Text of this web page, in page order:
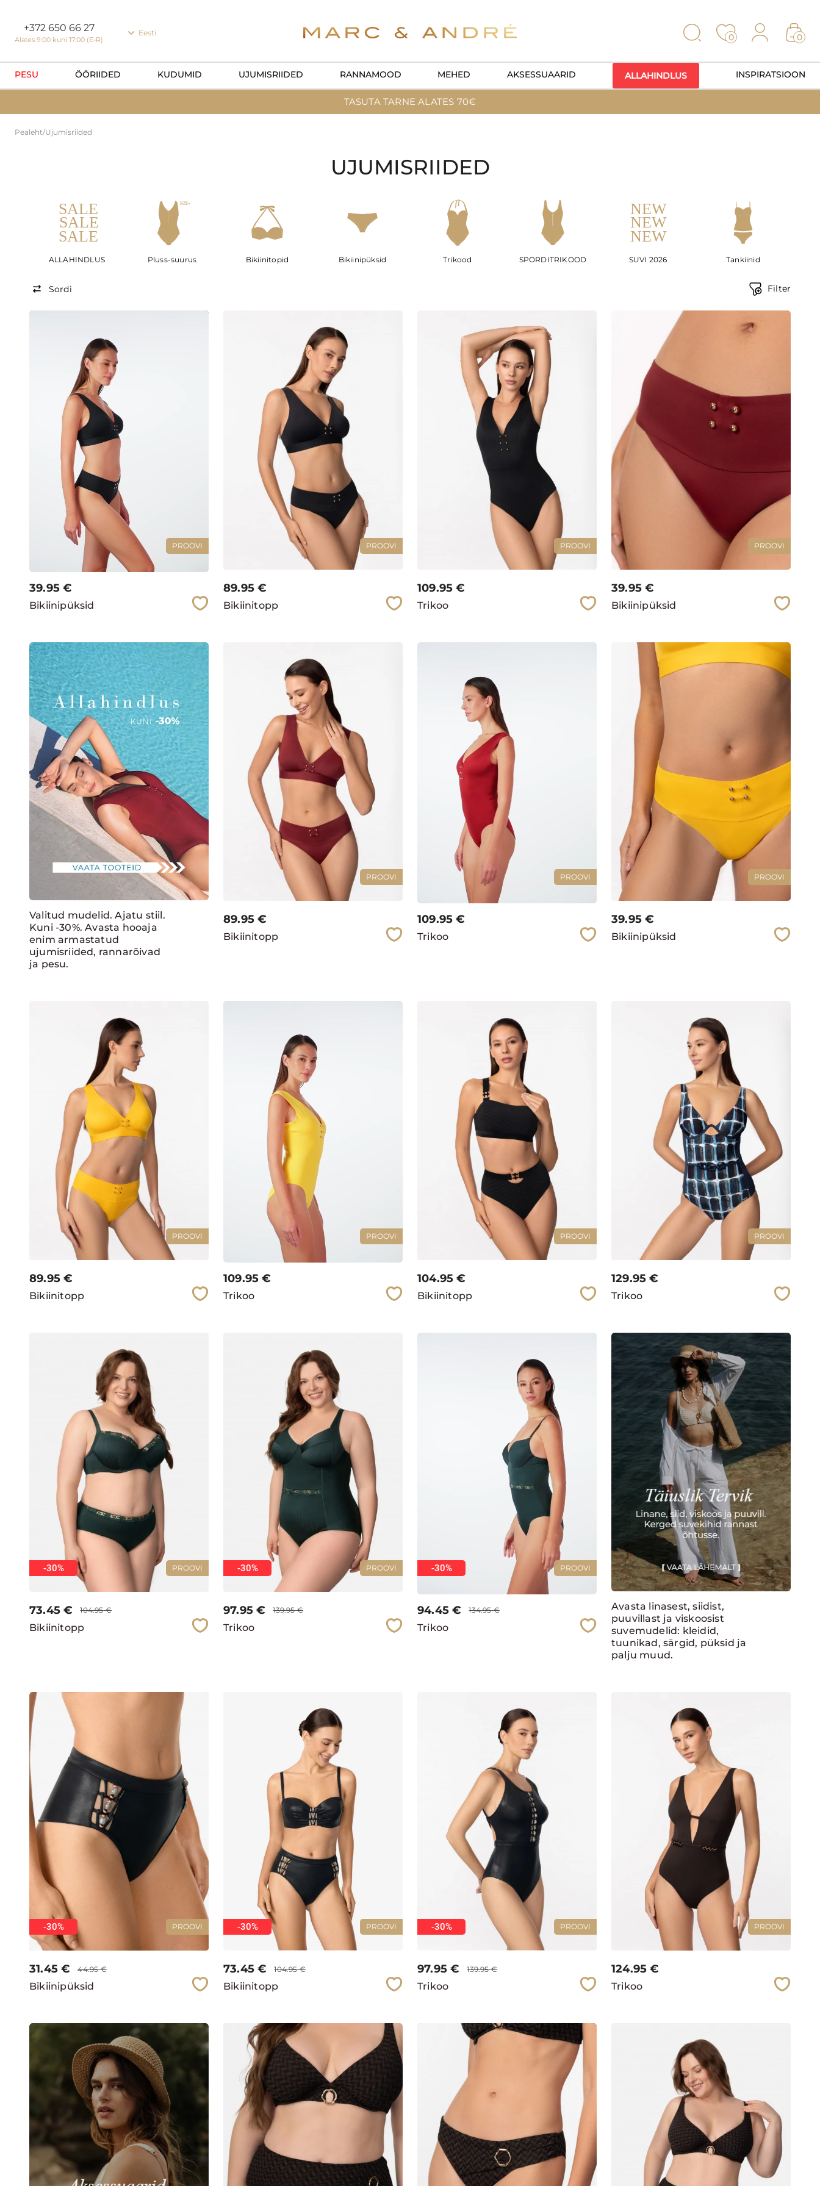
+372 650 66 27
Alates 9:00 kuni 17:00 (E-R)
Eesti 0 0
PESU ÖÖRIIDED KUDUMID UJUMISRIIDED RANNAMOOD MEHED AKSESSUAARID ALLAHINDLUS INSPIRATSIOON
TASUTA TARNE ALATES 70€
Pealeht/Ujumisriided
UJUMISRIIDED
ALLAHINDLUS Pluss-suurus Bikiinitopid Bikiinipüksid Trikood SPORDITRIKOOD SUVI 2026 Tankiinid
Sordi Filter
PROOVI
39.95 €
Bikiinipüksid
PROOVI
89.95 €
Bikiinitopp
PROOVI
109.95 €
Trikoo
PROOVI
39.95 €
Bikiinipüksid
Valitud mudelid. Ajatu stiil.
Kuni -30%. Avasta hooaja
enim armastatud
ujumisriided, rannarõivad
ja pesu.
PROOVI
89.95 €
Bikiinitopp
PROOVI
109.95 €
Trikoo
PROOVI
39.95 €
Bikiinipüksid
PROOVI
89.95 €
Bikiinitopp
PROOVI
109.95 €
Trikoo
PROOVI
104.95 €
Bikiinitopp
PROOVI
129.95 €
Trikoo
PROOVI
-30%
73.45 € 104.95 €
Bikiinitopp
PROOVI
-30%
97.95 € 139.95 €
Trikoo
PROOVI
-30%
94.45 € 134.95 €
Trikoo
Avasta linasest, siidist,
puuvillast ja viskoosist
suvemudelid: kleidid,
tuunikad, särgid, püksid ja
palju muud.
PROOVI
-30%
31.45 € 44.95 €
Bikiinipüksid
PROOVI
-30%
73.45 € 104.95 €
Bikiinitopp
PROOVI
-30%
97.95 € 139.95 €
Trikoo
PROOVI
124.95 €
Trikoo